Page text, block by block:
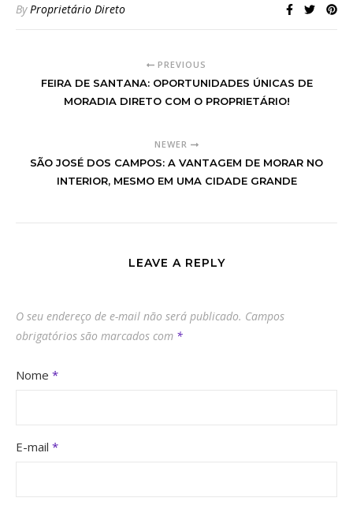
ByProprietário Direto
PREVIOUS
FEIRA DE SANTANA: OPORTUNIDADES ÚNICAS DE
MORADIA DIRETO COM O PROPRIETÁRIO!
NEWER
SÃO JOSÉ DOS CAMPOS: A VANTAGEM DE MORAR NO
INTERIOR, MESMO EM UMA CIDADE GRANDE
LEAVE A REPLY
O seu endereço de e-mail não será publicado. Campos
obrigatórios são marcados com *
Nome *
E-mail *